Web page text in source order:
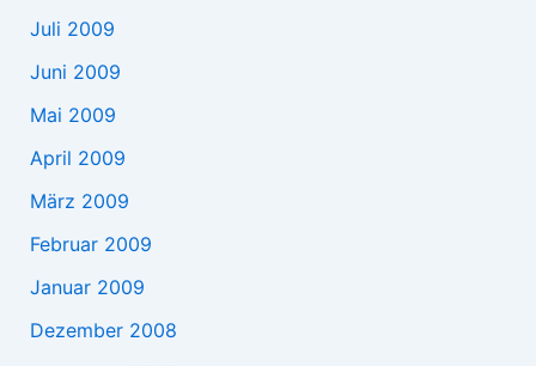
Juli 2009
Juni 2009
Mai 2009
April 2009
März 2009
Februar 2009
Januar 2009
Dezember 2008